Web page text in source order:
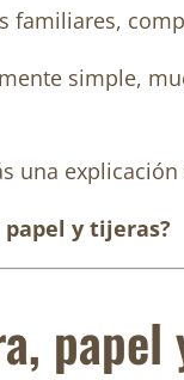
familiares,
simple,
una
papel y tijeras?